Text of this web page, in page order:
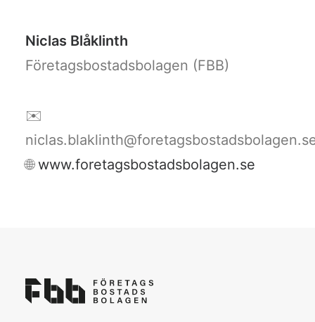
Niclas Blåklinth
Företagsbostadsbolagen (FBB)
✉️
🌐www.foretagsbostadsbolagen.se